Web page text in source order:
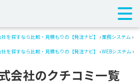
を探すなら比較・見積もりの【発注ナビ】 › 業務システム ›
を探すなら比較・見積もりの【発注ナビ】
›WEBシステム ›
会社のクチコミ一覧